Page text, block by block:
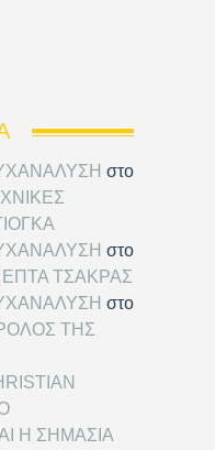
στο
στο
ΤΣΑΚΡΑΣ
στο
ΤΗΣ
Η ΣΗΜΑΣΙΑ